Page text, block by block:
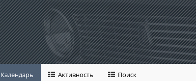
Календарь Активность Поиск